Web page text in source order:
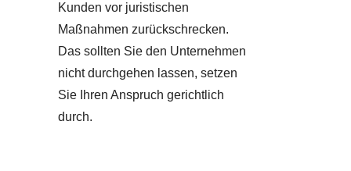
Kunden vor juristischen
Maßnahmen zurückschrecken.
Das sollten Sie den Unternehmen
nicht durchgehen lassen, setzen
Sie Ihren Anspruch gerichtlich
durch.